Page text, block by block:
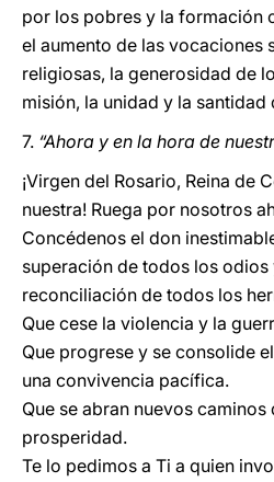
por los pobres y la formación
el aumento de las vocaciones
religiosas, la generosidad de
misión, la unidad y la
7. “Ahora y en la hora de
¡Virgen del Rosario, Reina de
nuestra! Ruega por nosotros
Concédenos el don
superación de todos los odios
reconciliación de todos los
Que cese la violencia y la
Que progrese y se consolide
una convivencia pacífica.
Que se abran nuevos
prosperidad.
Te lo pedimos a Ti a quien